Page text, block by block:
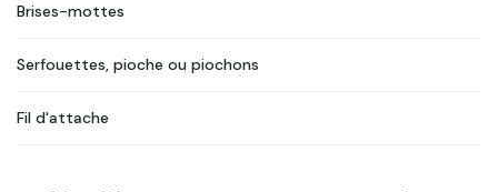
Brises-mottes
Serfouettes, pioche ou piochons
Fil d'attache